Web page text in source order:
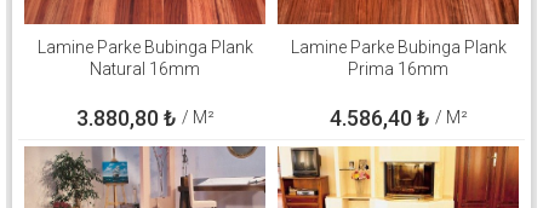
Lamine Parke Bubinga Plank
Natural 16mm
3.880,80₺ / M²
Lamine Parke Bubinga Plank
Prima 16mm
4.586,40₺ / M²